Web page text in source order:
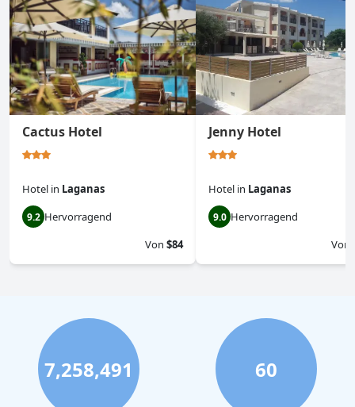
Cactus Hotel
Hotel in Laganas
9.2 Hervorragend
Von $84
Jenny Hotel
Hotel in Laganas
9.0 Hervorragend
Von
7,258,491 60